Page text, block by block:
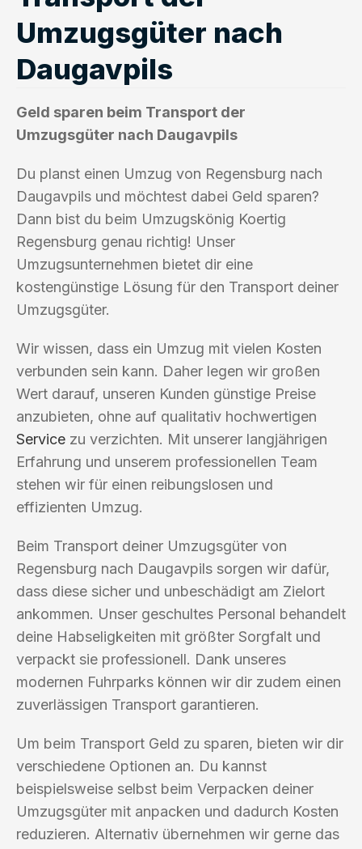
Umzugsgüter nach
Daugavpils
Geld sparen beim Transport der
Umzugsgüter nach Daugavpils
Du planst einen Umzug von Regensburg nach
Daugavpils und möchtest dabei Geld sparen?
Dann bist du beim Umzugskönig Koertig
Regensburg genau richtig! Unser
Umzugsunternehmen bietet dir eine
kostengünstige Lösung für den Transport deiner
Umzugsgüter.
Wir wissen, dass ein Umzug mit vielen Kosten
verbunden sein kann. Daher legen wir großen
Wert darauf, unseren Kunden günstige Preise
anzubieten, ohne auf qualitativ hochwertigen
Service zu verzichten. Mit unserer langjährigen
Erfahrung und unserem professionellen Team
stehen wir für einen reibungslosen und
effizienten Umzug.
Beim Transport deiner Umzugsgüter von
Regensburg nach Daugavpils sorgen wir dafür,
dass diese sicher und unbeschädigt am Zielort
ankommen. Unser geschultes Personal behandelt
deine Habseligkeiten mit größter Sorgfalt und
verpackt sie professionell. Dank unseres
modernen Fuhrparks können wir dir zudem einen
zuverlässigen Transport garantieren.
Um beim Transport Geld zu sparen, bieten wir dir
verschiedene Optionen an. Du kannst
beispielsweise selbst beim Verpacken deiner
Umzugsgüter mit anpacken und dadurch Kosten
reduzieren. Alternativ übernehmen wir gerne das